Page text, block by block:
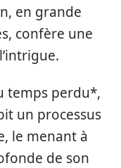
en grande
confère une
temps perdu*,
un processus
le menant à
de son